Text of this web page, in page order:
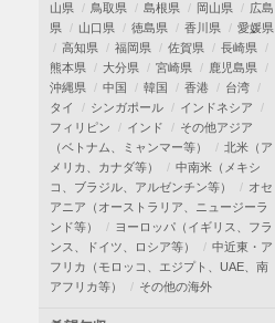
山県
鳥取県 島根県 岡山県
広島
県
山口県 徳島県 香川県
愛媛県
高知県
福岡県 佐賀県
長崎県
熊本県
大分県 宮崎県
鹿児島県
沖縄県
中国 韓国 香港
台湾
タイ
シンガポール
インドネシア
フィリピン
インド
その他アジア
（ベトナム、ミャンマー等）
北米（ア
メリカ、カナダ等）
中南米（メキシ
コ、ブラジル、アルゼンチン等）
オセ
アニア（オーストラリア、ニュージーラ
ンド等）
ヨーロッパ（イギリス、フラ
ンス、ドイツ、ロシア等）
中近東・ア
フリカ（モロッコ、エジプト、UAE、南
アフリカ等）
その他の海外